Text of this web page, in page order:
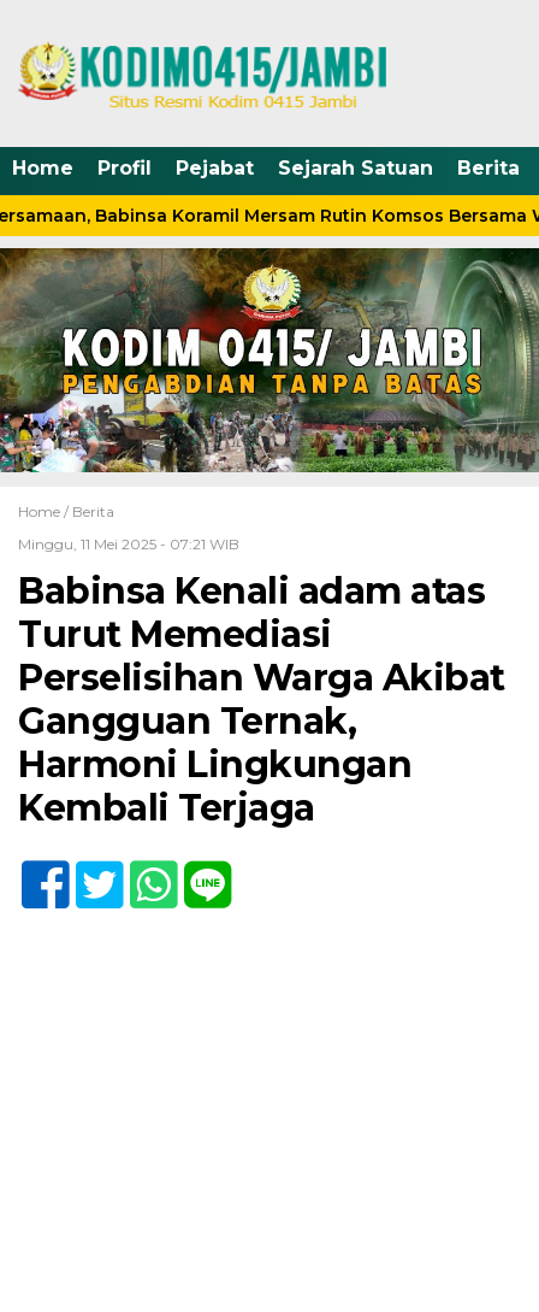
Home Profil Pejabat Sejarah Satuan Berita
Babinsa Koramil Mersam Rutin Komsos Bersama
Home / Berita
Minggu, 11 Mei 2025 - 07:21 WIB
Babinsa Kenali adam atas
Turut Memediasi
Perselisihan Warga Akibat
Gangguan Ternak,
Harmoni Lingkungan
Kembali Terjaga